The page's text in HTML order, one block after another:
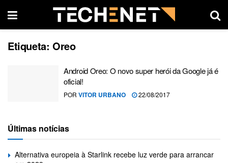
Etiqueta: Oreo
Android Oreo: O novo super herói da Google já é
oficial!
POR VITOR URBANO 22/08/2017
Últimas notícias
Alternativa europeia à Starlink recebe luz verde para arrancar